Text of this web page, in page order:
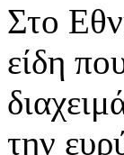
Στο
είδη
την